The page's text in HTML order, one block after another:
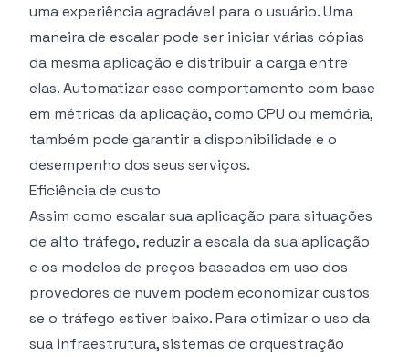
uma experiência agradável para o usuário. Uma
maneira de escalar pode ser iniciar várias cópias
da mesma aplicação e distribuir a carga entre
elas. Automatizar esse comportamento com base
em métricas da aplicação, como CPU ou memória,
também pode garantir a disponibilidade e o
desempenho dos seus serviços.
Eficiência de custo
Assim como escalar sua aplicação para situações
de alto tráfego, reduzir a escala da sua aplicação
e os modelos de preços baseados em uso dos
provedores de nuvem podem economizar custos
se o tráfego estiver baixo. Para otimizar o uso da
sua infraestrutura, sistemas de orquestração